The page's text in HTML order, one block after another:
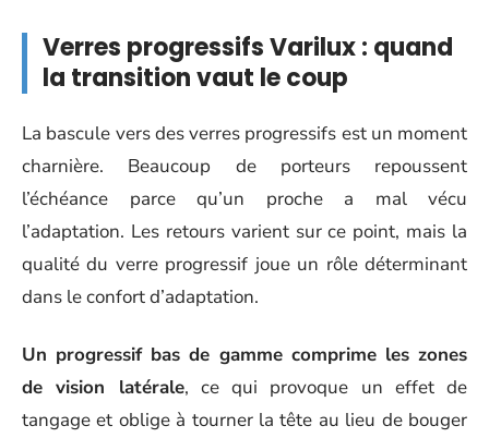
Verres progressifs Varilux : quand
la transition vaut le coup
La bascule vers des verres progressifs est un moment
charnière. Beaucoup de porteurs repoussent
l’échéance parce qu’un proche a mal vécu
l’adaptation. Les retours varient sur ce point, mais la
qualité du verre progressif joue un rôle déterminant
dans le confort d’adaptation.
Un progressif bas de gamme comprime les zones
de vision latérale, ce qui provoque un effet de
tangage et oblige à tourner la tête au lieu de bouger